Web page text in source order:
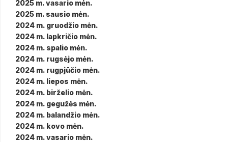
2025 m. vasario mėn.
2025 m. sausio mėn.
2024 m. gruodžio mėn.
2024 m. lapkričio mėn.
2024 m. spalio mėn.
2024 m. rugsėjo mėn.
2024 m. rugpjūčio mėn.
2024 m. liepos mėn.
2024 m. birželio mėn.
2024 m. gegužės mėn.
2024 m. balandžio mėn.
2024 m. kovo mėn.
2024 m. vasario mėn.